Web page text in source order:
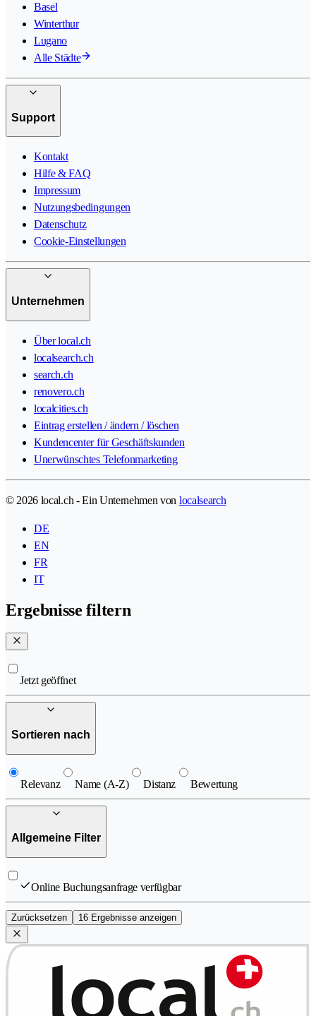
Basel
Winterthur
Lugano
Alle Städte
Support
Kontakt
Hilfe & FAQ
Impressum
Nutzungsbedingungen
Datenschutz
Cookie-Einstellungen
Unternehmen
Über local.ch
localsearch.ch
search.ch
renovero.ch
localcities.ch
Eintrag erstellen / ändern / löschen
Kundencenter für Geschäftskunden
Unerwünschtes Telefonmarketing
© 2026 local.ch - Ein Unternehmen von localsearch
DE
EN
FR
IT
Ergebnisse filtern
Jetzt geöffnet
Sortieren nach
Relevanz Name (A-Z) Distanz Bewertung
Allgemeine Filter
Online Buchungsanfrage verfügbar
Zurücksetzen 16 Ergebnisse anzeigen